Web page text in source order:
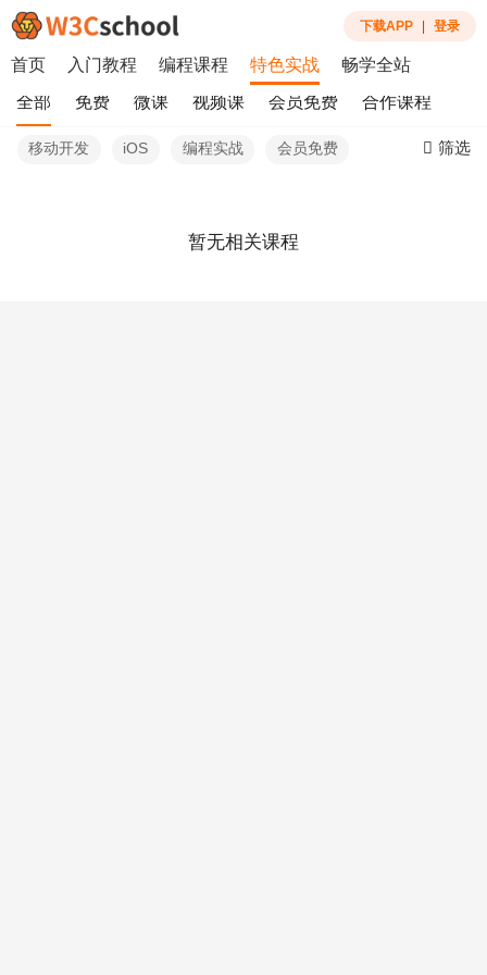
下载APP 登录
首页 入门教程 编程课程 特色实战 畅学全站
全部 免费 微课 视频课 会员免费 合作课程
移动开发 iOS 编程实战 会员免费 筛选
暂无相关课程